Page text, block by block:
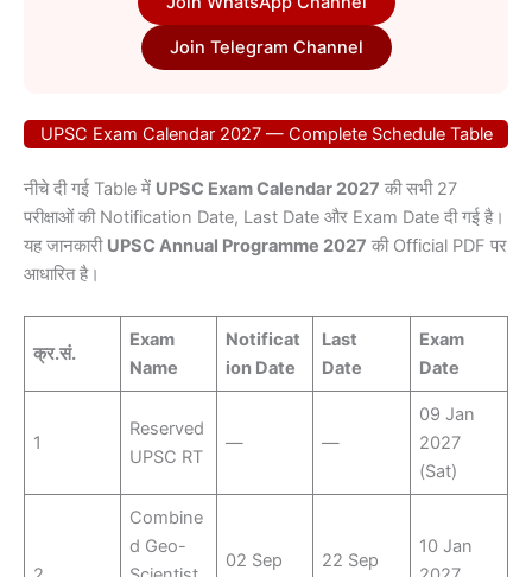
Join Telegram Channel
UPSC Exam Calendar 2027 — Complete Schedule Table
नीचे दी गई Table में UPSC Exam Calendar 2027 की सभी 27
परीक्षाओं की Notification Date, Last Date और Exam Date दी गई है।
यह जानकारी UPSC Annual Programme 2027 की Official PDF पर
आधारित है।
क्र.सं.
Exam
Name
Notificat
ion Date
Last
Date
Exam
Date
1
Reserved
UPSC RT
— —
09 Jan
2027
(Sat)
Combine
d Geo-
02 Sep 22 Sep
10 Jan